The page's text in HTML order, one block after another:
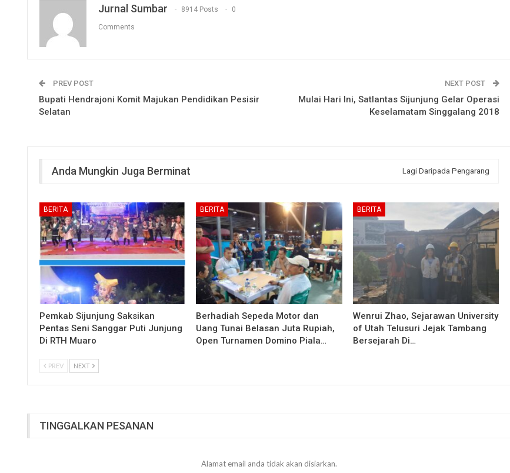
Jurnal Sumbar 8914 Posts 0
Comments
PREV POST
Bupati Hendrajoni Komit Majukan Pendidikan Pesisir
Selatan
NEXT POST
Mulai Hari Ini, Satlantas Sijunjung Gelar Operasi
Keselamatam Singgalang 2018
Anda Mungkin Juga Berminat Lagi Daripada Pengarang
BERITA
Pemkab Sijunjung Saksikan
Pentas Seni Sanggar Puti Junjung
Di RTH Muaro
BERITA
Berhadiah Sepeda Motor dan
Uang Tunai Belasan Juta Rupiah,
Open Turnamen Domino Piala…
BERITA
Wenrui Zhao, Sejarawan University
of Utah Telusuri Jejak Tambang
Bersejarah Di…
PREV NEXT
TINGGALKAN PESANAN
Alamat email anda tidak akan disiarkan.